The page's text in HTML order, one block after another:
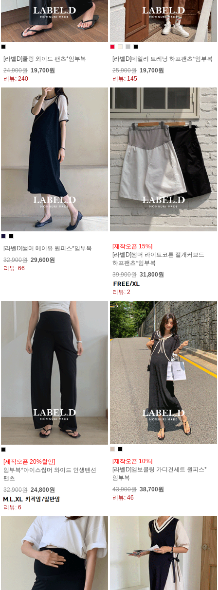
[라벨D]쿨링 와이드 팬츠*임부복
24,900원 19,700원
리뷰: 240
[라벨D]데일리 트레닝 하프팬츠*임부복
25,900원 19,700원
리뷰: 145
[라벨D]썸머 메이유 원피스*임부복
32,900원 29,600원
리뷰: 66
[제작오픈 15%]
[라벨D]썸머 라이트코튼 절개커브드
하프팬츠*임부복
39,900원 31,800원
리뷰: 2
[제작오픈 20%할인]
임부복*아이스썸머 와이드 인생텐션
팬츠
32,900원 24,800원
리뷰: 6
[제작오픈 10%]
[라벨D]엠보쿨링 가디건세트 원피스*
임부복
43,900원 38,700원
리뷰: 46